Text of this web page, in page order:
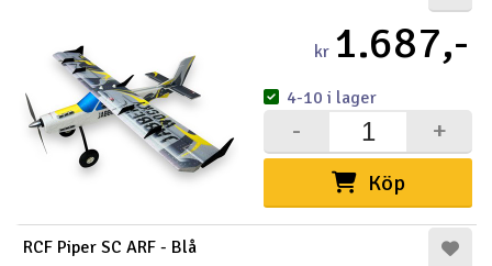
kr 1.687,-
Köp
+
-
4-10 i lager
RCF Piper SC ARF - Blå